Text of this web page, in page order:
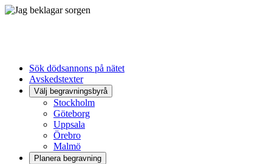
Sök dödsannons på nätet
Avskedstexter
Välj begravningsbyrå
Stockholm
Göteborg
Uppsala
Örebro
Malmö
Planera begravning